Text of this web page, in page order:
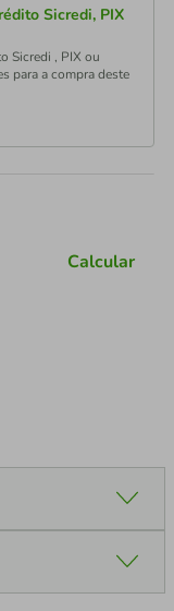
Sicredi, PIX
Sicredi , PIX ou
para a compra deste
Calcular